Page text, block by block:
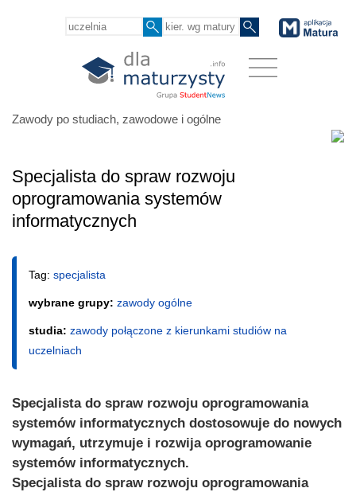
Zawody po studiach, zawodowe i ogólne
Specjalista do spraw rozwoju
oprogramowania systemów
informatycznych
Tag: specjalista
wybrane grupy: zawody ogólne
studia: zawody połączone z kierunkami studiów na
uczelniach
Specjalista do spraw rozwoju oprogramowania
systemów informatycznych dostosowuje do nowych
wymagań, utrzymuje i rozwija oprogramowanie
systemów informatycznych.
Specjalista do spraw rozwoju oprogramowania